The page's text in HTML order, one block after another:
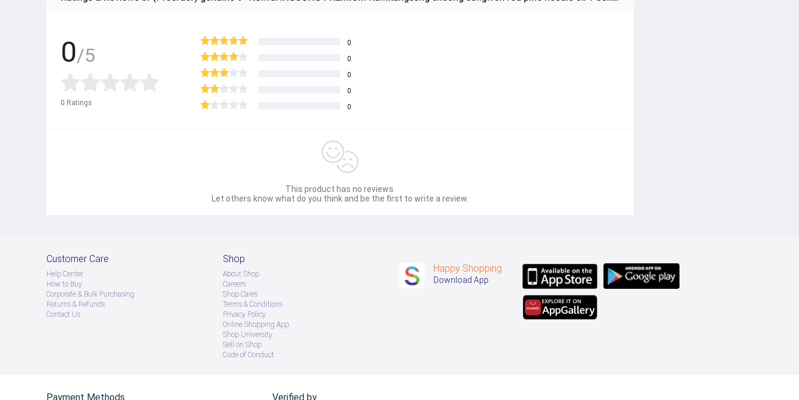
0/5
0 Ratings
0
0
0
0
0
This product has no reviews.
Let others know what do you think and be the first to write a review.
Customer Care
Help Center
How to Buy
Corporate & Bulk Purchasing
Returns & Refunds
Contact Us
Shop
About Shop
Careers
Shop Cares
Terms & Conditions
Privacy Policy
Online Shopping App
Shop University
Sell on Shop
Code of Conduct
Happy Shopping
Download App
Payment Methods Verified by